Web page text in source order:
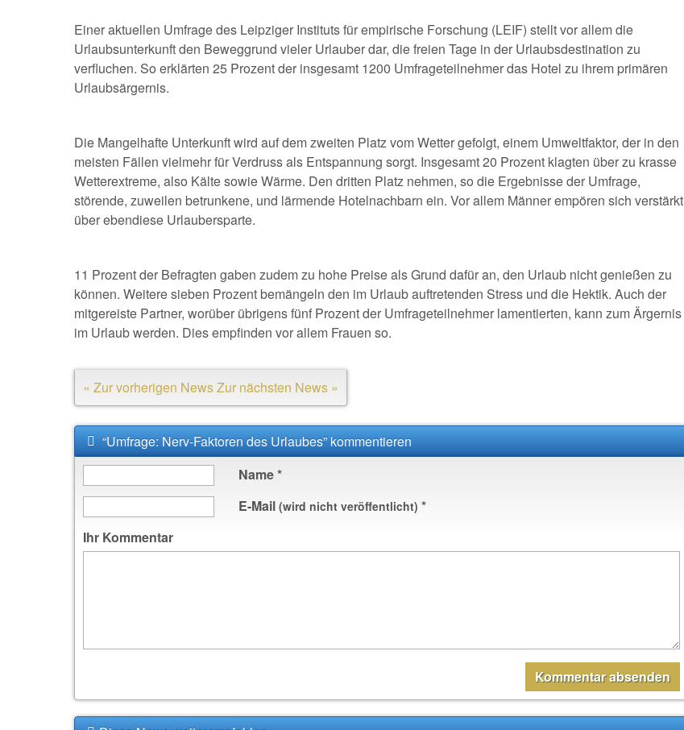
Einer aktuellen Umfrage des Leipziger Instituts für empirische Forschung (LEIF) stellt vor allem die
Urlaubsunterkunft den Beweggrund vieler Urlauber dar, die freien Tage in der Urlaubsdestination zu
verfluchen. So erklärten 25 Prozent der insgesamt 1200 Umfrageteilnehmer das Hotel zu ihrem primären
Urlaubsärgernis.
Die Mangelhafte Unterkunft wird auf dem zweiten Platz vom Wetter gefolgt, einem Umweltfaktor, der in den
meisten Fällen vielmehr für Verdruss als Entspannung sorgt. Insgesamt 20 Prozent klagten über zu krasse
Wetterextreme, also Kälte sowie Wärme. Den dritten Platz nehmen, so die Ergebnisse der Umfrage,
störende, zuweilen betrunkene, und lärmende Hotelnachbarn ein. Vor allem Männer empören sich verstärkt
über ebendiese Urlaubersparte.
11 Prozent der Befragten gaben zudem zu hohe Preise als Grund dafür an, den Urlaub nicht genießen zu
können. Weitere sieben Prozent bemängeln den im Urlaub auftretenden Stress und die Hektik. Auch der
mitgereiste Partner, worüber übrigens fünf Prozent der Umfrageteilnehmer lamentierten, kann zum Ärgernis
im Urlaub werden. Dies empfinden vor allem Frauen so.
« Zur vorherigen NewsZur nächsten News »
“Umfrage: Nerv-Faktoren des Urlaubes” kommentieren
Name*
E-Mail (wird nicht veröffentlicht) *
Ihr Kommentar